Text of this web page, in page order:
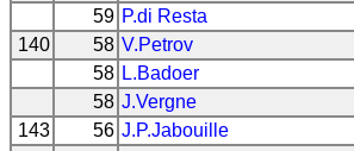
59 P.di Resta
140
58 V.Petrov
58 L.Badoer
58 J.Vergne
143
56 J.P.Jabouille